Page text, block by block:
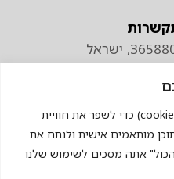
אנחנו משתמשים בקבצי עוגיות (cookies) כדי לשפר את חוויית
מותאמים אישית ולנתח את
אתה מסכים לשימוש שלנו
074-